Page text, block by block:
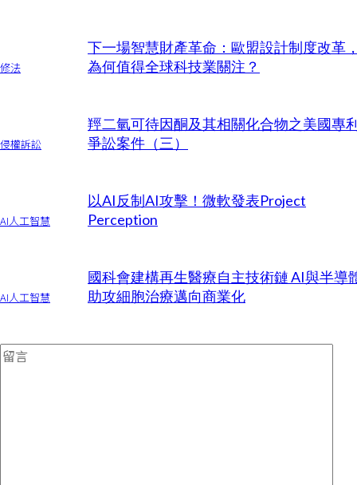
修法
下一場智慧財產革命：歐盟設計制度改革
為何值得全球科技業關注？
侵權訴訟
羥二氫可待因酮及其相關化合物之美國專
爭訟案件（三）
AI人工智慧
以AI反制AI攻擊！微軟發表Project
Perception
AI人工智慧
國科會建構再生醫療自主技術鏈 AI與半導
助攻細胞治療邁向商業化